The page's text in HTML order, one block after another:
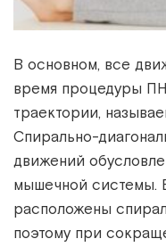
В основном, все
время процедуры
траектории,
Спирально-
движений
мышечной системы.
расположены
поэтому при